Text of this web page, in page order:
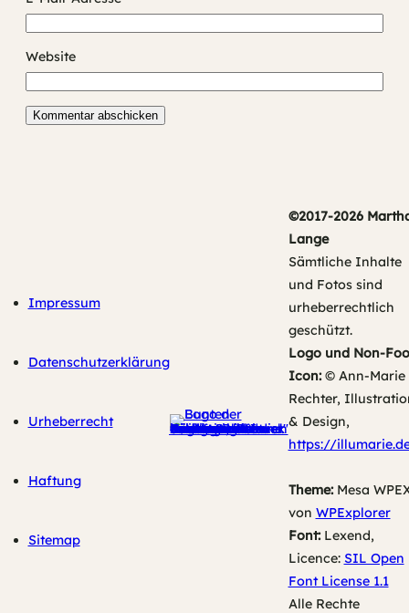
Website
Impressum
Datenschutzerklärung
Urheberrecht
Haftung
Sitemap
©2017-2026
Lange
Sämtliche Inhalte
und Fotos sind
urheberrechtlich
geschützt.
Logo und Non-
Icon:© Ann-Marie
Rechter,
& Design,
https://
Theme:Mesa
von WPExplorer
Font:Lexend,
Licence: SIL Open
Font License 1.1
Alle Rechte